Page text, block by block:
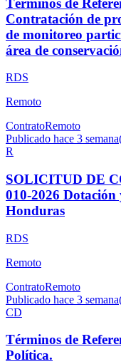
Contratación de
de monitoreo
área de
RDS
Remoto
ContratoRemoto
Publicado hace 3
R
SOLICITUD DE
010-2026
Honduras
RDS
Remoto
ContratoRemoto
Publicado hace 3
CD
Términos de
Política.